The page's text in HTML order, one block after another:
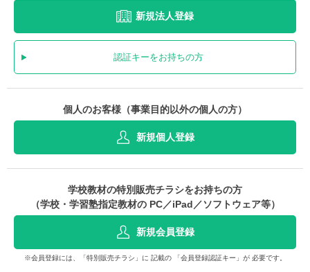
新規法人登録
認証キーをお持ちの方
個人のお客様（事業目的以外の個人の方）
新規個人登録
学校教材の特別販売チラシをお持ちの方
（学校・学習塾指定教材の PC／iPad／ソフトウェア等）
新規会員登録
※会員登録には、「特別販売チラシ」に 記載の 「会員登録認証キー」が 必要です。